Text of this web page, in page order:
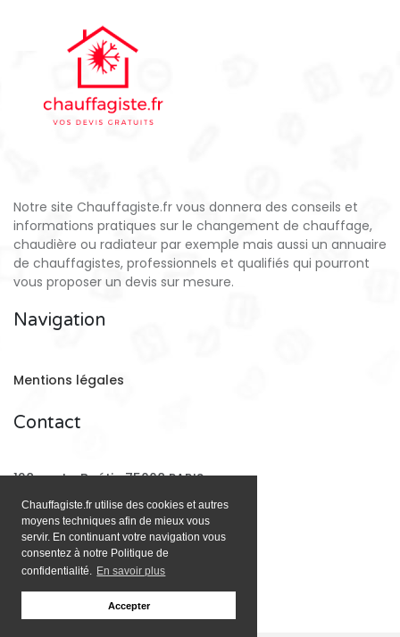
Chauffagiste.fr utilise des cookies et autres
moyens techniques afin de mieux vous
servir. En continuant votre navigation vous
consentez à notre Politique de
confidentialité. En savoir plus
Accepter
Notre site Chauffagiste.fr vous donnera des conseils et
informations pratiques sur le changement de chauffage,
chaudière ou radiateur par exemple mais aussi un annuaire
de chauffagistes, professionnels et qualifiés qui pourront
vous proposer un devis sur mesure.
Navigation
Mentions légales
Contact
128 rue La Boétie 75008 PARIS
Email: contact@chauffagiste.fr